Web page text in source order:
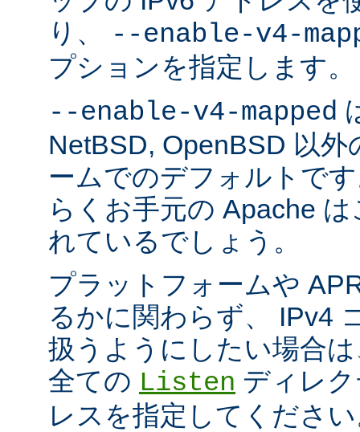
り、
--enable-v4-
プションを指定します。
--enable-v4-mapped
NetBSD, OpenBSD 以
ームでのデフォルトで
らくお手元の Apache
れているでしょう。
プラットフォームや
るかに関わらず、 IPv4
扱うようにしたい場合
全ての Listen ディレ
レスを指定してくださ